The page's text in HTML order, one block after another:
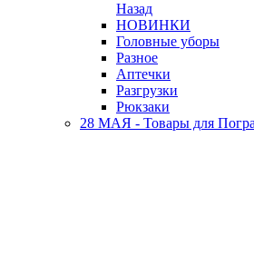
Назад
НОВИНКИ
Головные уборы
Разное
Аптечки
Разгрузки
Рюкзаки
28 МАЯ - Товары для